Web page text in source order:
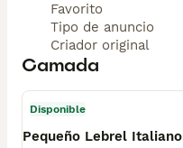
Favorito
Tipo de anuncio
Criador original
Camada
Disponible
Pequeño Lebrel Italiano